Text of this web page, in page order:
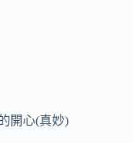
開心(真妙)